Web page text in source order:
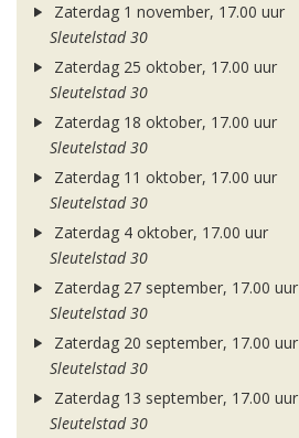
Zaterdag 1 november, 17.00 uur
Sleutelstad 30
Zaterdag 25 oktober, 17.00 uur
Sleutelstad 30
Zaterdag 18 oktober, 17.00 uur
Sleutelstad 30
Zaterdag 11 oktober, 17.00 uur
Sleutelstad 30
Zaterdag 4 oktober, 17.00 uur
Sleutelstad 30
Zaterdag 27 september, 17.00 uur
Sleutelstad 30
Zaterdag 20 september, 17.00 uur
Sleutelstad 30
Zaterdag 13 september, 17.00 uur
Sleutelstad 30